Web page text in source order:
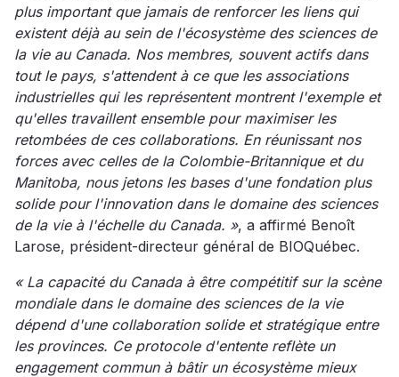
plus important que jamais de renforcer les liens qui
existent déjà au sein de l'écosystème des sciences de
la vie au Canada. Nos membres, souvent actifs dans
tout le pays, s'attendent à ce que les associations
industrielles qui les représentent montrent l'exemple et
qu'elles travaillent ensemble pour maximiser les
retombées de ces collaborations. En réunissant nos
forces avec celles de la Colombie-Britannique et du
Manitoba, nous jetons les bases d'une fondation plus
solide pour l'innovation dans le domaine des sciences
de la vie à l'échelle du Canada. », a affirmé Benoît
Larose, président-directeur général de BIOQuébec.
« La capacité du Canada à être compétitif sur la scène
mondiale dans le domaine des sciences de la vie
dépend d'une collaboration solide et stratégique entre
les provinces. Ce protocole d'entente reflète un
engagement commun à bâtir un écosystème mieux